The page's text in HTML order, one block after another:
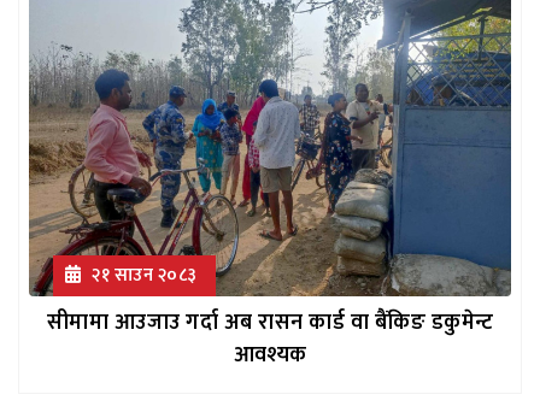
२१ साउन २०८३
सीमामा आउजाउ गर्दा अब रासन कार्ड वा बैंकिङ डकुमेन्ट
आवश्यक